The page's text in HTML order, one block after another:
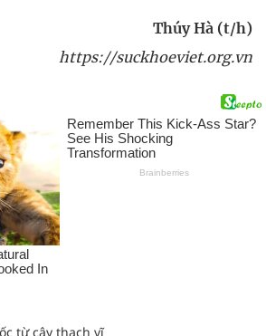
Thúy Hà (t/h)
https://suckhoeviet.org.vn
từ cây thạch vĩ